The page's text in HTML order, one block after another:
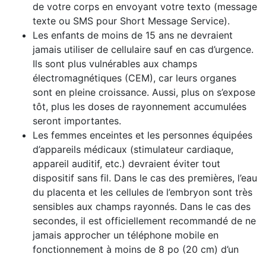
de votre corps en envoyant votre texto (message
texte ou SMS pour Short Message Service).
Les enfants de moins de 15 ans ne devraient
jamais utiliser de cellulaire sauf en cas d’urgence.
Ils sont plus vulnérables aux champs
électromagnétiques (CEM), car leurs organes
sont en pleine croissance. Aussi, plus on s’expose
tôt, plus les doses de rayonnement accumulées
seront importantes.
Les femmes enceintes et les personnes équipées
d’appareils médicaux (stimulateur cardiaque,
appareil auditif, etc.) devraient éviter tout
dispositif sans fil. Dans le cas des premières, l’eau
du placenta et les cellules de l’embryon sont très
sensibles aux champs rayonnés. Dans le cas des
secondes, il est officiellement recommandé de ne
jamais approcher un téléphone mobile en
fonctionnement à moins de 8 po (20 cm) d’un